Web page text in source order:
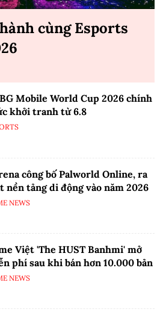
cùng Esports
Mobile World Cup 2026 chính
khởi tranh từ 6.8
công bố Palworld Online, ra
nền tảng di động vào năm 2026
NEWS
Việt 'The HUST Banhmi' mở
phí sau khi bán hơn 10.000 bản
NEWS